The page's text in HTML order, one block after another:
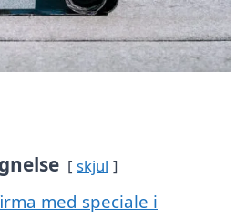
skjul
med speciale i